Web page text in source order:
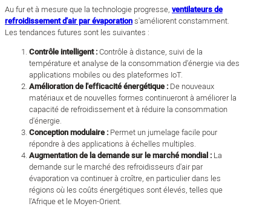
Au fur et à mesure que la technologie progresse, ventilateurs de
refroidissement d'air par évaporations'améliorent constamment.
Les tendances futures sont les suivantes :
Contrôle intelligent :Contrôle à distance, suivi de la
température et analyse de la consommation d'énergie via des
applications mobiles ou des plateformes IoT.
Amélioration de l'efficacité énergétique :De nouveaux
matériaux et de nouvelles formes continueront à améliorer la
capacité de refroidissement et à réduire la consommation
d'énergie.
Conception modulaire :Permet un jumelage facile pour
répondre à des applications à échelles multiples.
Augmentation de la demande sur le marché mondial :La
demande sur le marché des refroidisseurs d'air par
évaporation va continuer à croître, en particulier dans les
régions où les coûts énergétiques sont élevés, telles que
l'Afrique et le Moyen-Orient.